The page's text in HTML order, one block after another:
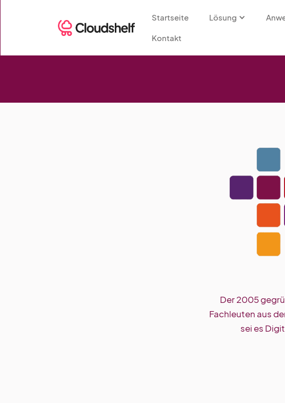
Startseite Lösung
Kontakt
Der 2005
Fachleuten aus
sei es